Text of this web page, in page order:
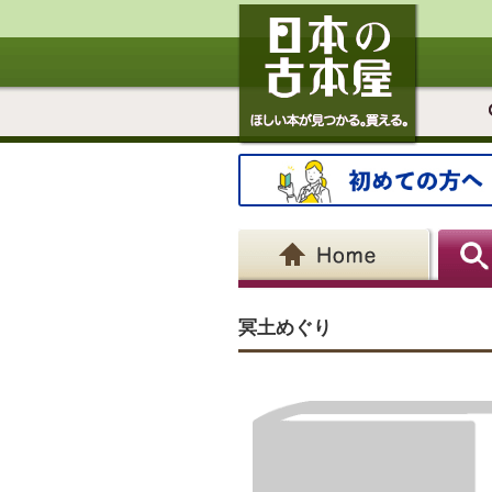
冥土めぐり